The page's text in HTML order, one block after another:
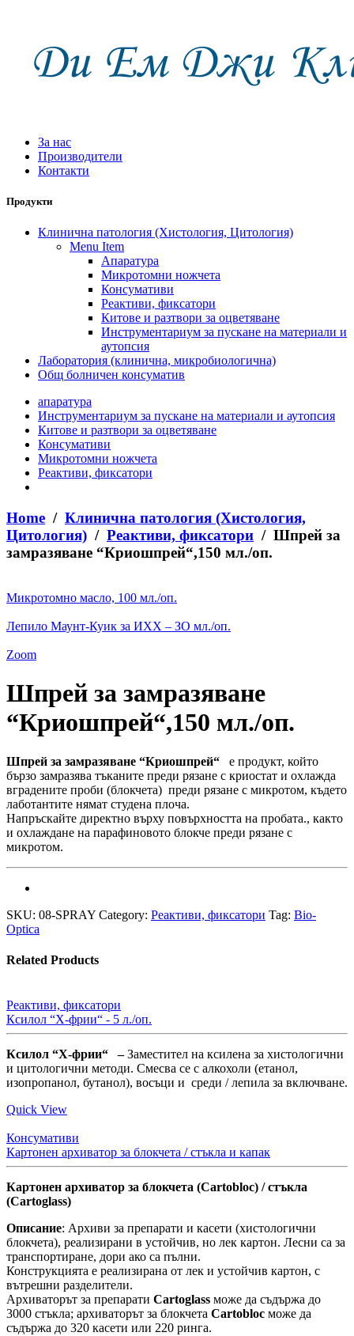
За нас
Производители
Контакти
Продукти
Клинична патология (Хистология, Цитология)
Menu Item
Апаратура
Микротомни ножчета
Консумативи
Реактиви, фиксатори
Китове и разтвори за оцветяване
Инструментариум за пускане на материали и
аутопсия
Лаборатория (клинична, микробиологична)
Общ болничен консуматив
апаратура
Инструментариум за пускане на материали и аутопсия
Китове и разтвори за оцветяване
Консумативи
Микротомни ножчета
Реактиви, фиксатори
Home / Клинична патология (Хистология,
Цитология) / Реактиви, фиксатори / Шпрей за
замразяване “Криошпрей“,150 мл./оп.
Микротомно масло, 100 мл./оп.
Лепило Маунт-Куик за ИХХ – ЗО мл./оп.
Zoom
Шпрей за замразяване
“Криошпрей“,150 мл./оп.
Шпрей за замразяване “Криошпрей“
e продукт, който
бързо замразява тъканите преди рязане с криостат и охлажда
вградените проби (блокчета) преди рязане с микротом, където
лаботантите нямат студена плоча.
Напръскайте директно върху повърхността на пробата., както
и охлаждане на парафиновото блокче преди рязане с
микротом.
SKU: 08-SPRAY Category: Реактиви, фиксатори Tag: Bio-
Optica
Related Products
Реактиви, фиксатори
Ксилол “Х-фрии“ - 5 л./оп.
Ксилол “Х-фрии“ –Заместител на ксилена за хистологични
и цитологични методи. Смесва се с алкохоли (етанол,
изопропанол, бутанол), восъци и среди / лепила за включване.
Quick View
Консумативи
Картонен архиватор за блокчета / стъкла и капак
Картонен архиватор за блокчета (Cartobloc) / стъкла
(Cartoglass)
Описание: Архиви за препарати и касети (хистологични
блокчета), реализирани в устойчив, но лек картон. Лесни са за
транспортиране, дори ако са пълни.
Конструкцията е реализирана от лек и устойчив картон, с
вътрешни разделители.
Архиваторът за препарати Cartoglass може да съдържа до
3000 стъкла; архиваторът за блокчета Cartobloc може да
съдържа до 320 касети или 220 ринга.